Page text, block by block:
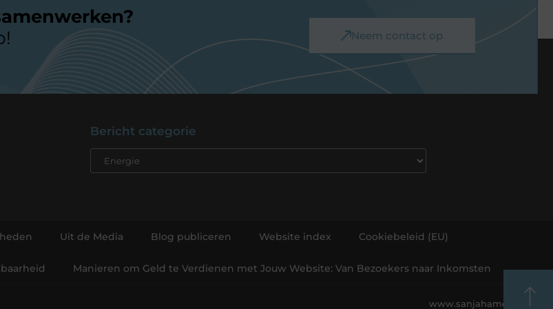
Neem contact op
Bericht categorie
Uit de Media Blog publiceren Website index Cookiebeleid (EU)
Manieren om Geld te Verdienen met Jouw Website: Van Bezoekers naar Inkomsten
www.sanjahamelink.nl.